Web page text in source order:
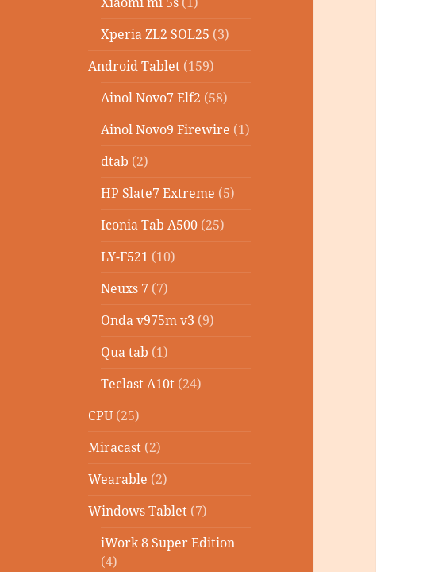
Xperia ZL2 SOL25 (3)
Android Tablet (159)
Ainol Novo7 Elf2 (58)
Ainol Novo9 Firewire (1)
dtab (2)
HP Slate7 Extreme (5)
Iconia Tab A500 (25)
LY-F521 (10)
Neuxs 7 (7)
Onda v975m v3 (9)
Qua tab (1)
Teclast A10t (24)
CPU(25)
Miracast (2)
Wearable (2)
Windows Tablet (7)
iWork 8 Super Edition
(4)